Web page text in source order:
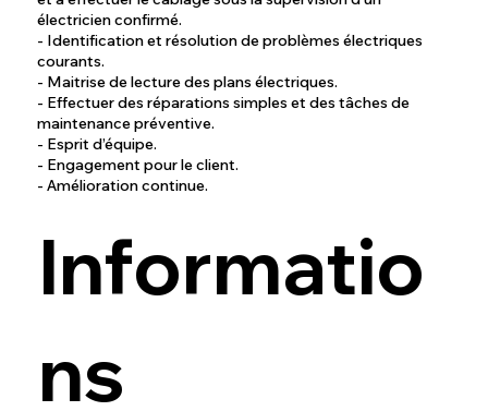
électricien confirmé.
- Identification et résolution de problèmes électriques
courants.
- Maitrise de lecture des plans électriques.
- Effectuer des réparations simples et des tâches de
maintenance préventive.
- Esprit d’équipe.
- Engagement pour le client.
- Amélioration continue.
Informatio
ns